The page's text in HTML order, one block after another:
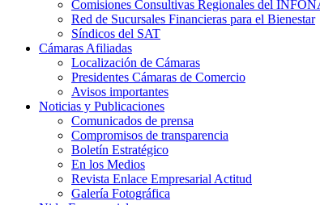
Comisiones Consultivas Regionales del
Red de Sucursales Financieras para el Bienestar
Síndicos del SAT
Cámaras Afiliadas
Localización de Cámaras
Presidentes Cámaras de Comercio
Avisos importantes
Noticias y Publicaciones
Comunicados de prensa
Compromisos de transparencia
Boletín Estratégico
En los Medios
Revista Enlace Empresarial Actitud
Galería Fotográfica